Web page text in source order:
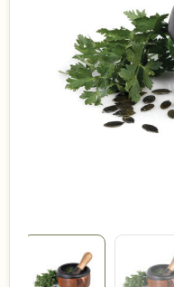
Made in Europe
Recycled
Bestsellers